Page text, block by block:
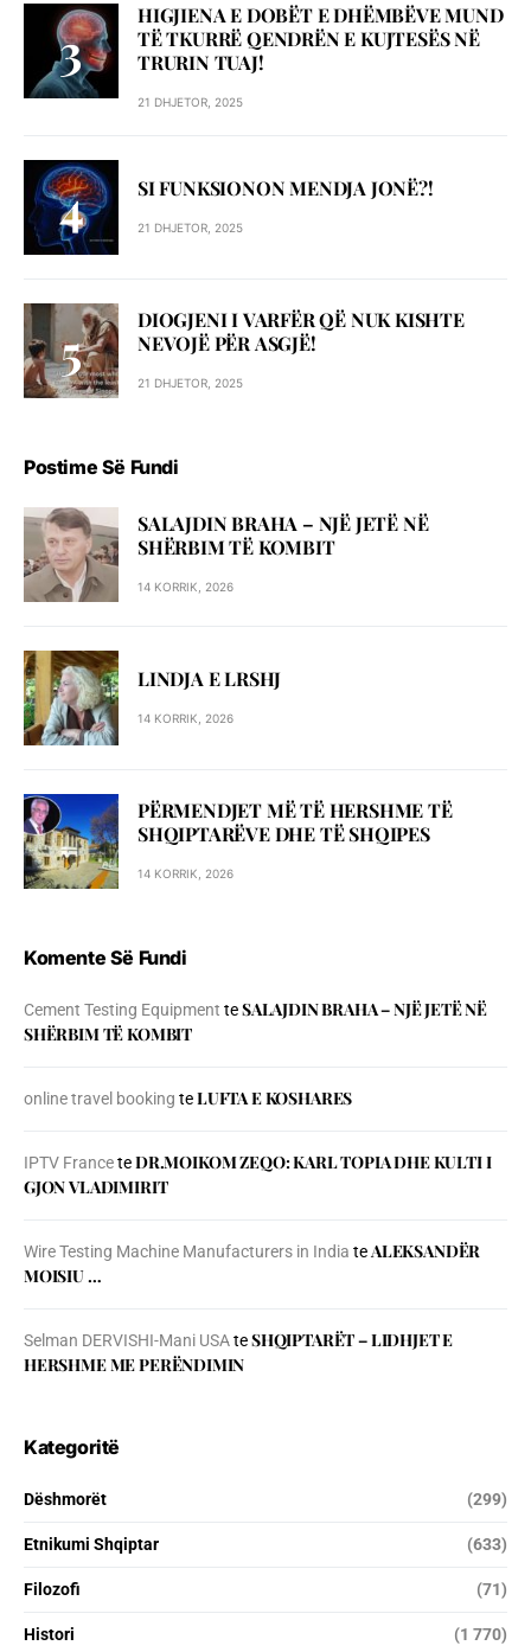
HIGJIENA E DOBËT E DHËMBËVE MUND
TË TKURRË QENDRËN E KUJTESËS NË
TRURIN TUAJ!
21 DHJETOR, 2025
SI FUNKSIONON MENDJA JONË?!
21 DHJETOR, 2025
DIOGJENI I VARFËR QË NUK KISHTE
NEVOJË PËR ASGJË!
21 DHJETOR, 2025
Postime Së Fundi
SALAJDIN BRAHA – NJЁ JETЁ NЁ
SHЁRBIM TЁ KOMBIT
14 KORRIK, 2026
LINDJA E LRSHJ
14 KORRIK, 2026
PËRMENDJET MË TË HERSHME TË
SHQIPTARËVE DHE TË SHQIPES
14 KORRIK, 2026
Komente Së Fundi
Cement Testing Equipment teSALAJDIN BRAHA – NJЁ JETЁ NЁ
SHЁRBIM TЁ KOMBIT
online travel booking teLUFTA E KOSHARES
IPTV FranceteDR.MOIKOM ZEQO: KARL TOPIA DHE KULTI I
GJON VLADIMIRIT
Wire Testing Machine Manufacturers in India teALEKSANDËR
MOISIU …
Selman DERVISHI-Mani USAteSHQIPTARËT – LIDHJET E
HERSHME ME PERËNDIMIN
Kategoritë
Dëshmorët (299)
Etnikumi Shqiptar (633)
Filozofi (71)
Histori (1 770)